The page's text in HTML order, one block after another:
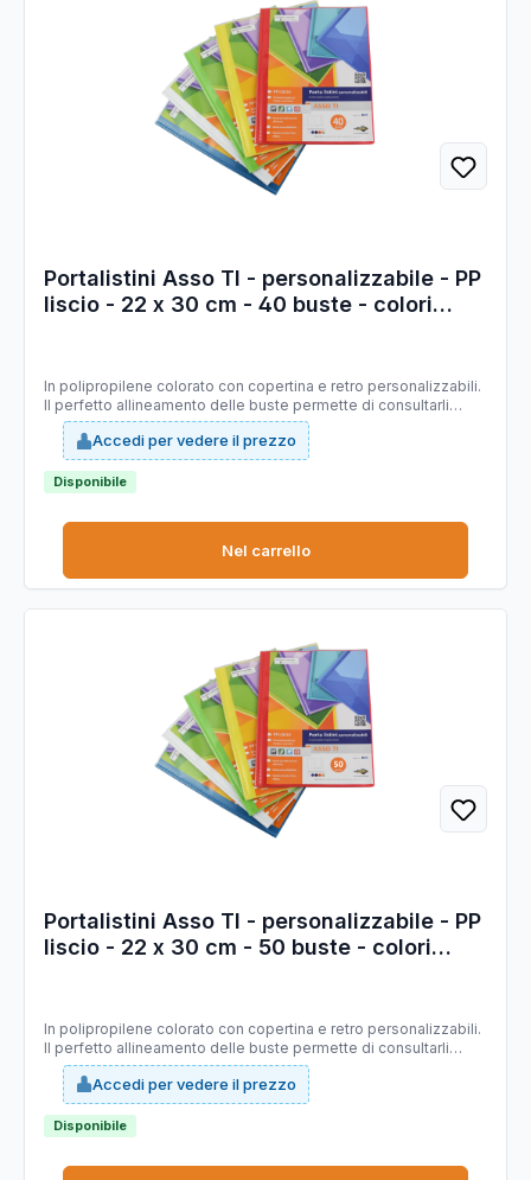
Portalistini Asso TI - personalizzabile - PP
liscio - 22 x 30 cm - 40 buste - colori
In polipropilene colorato con copertina e retro personalizzabili.
Il perfetto allineamento delle buste permette di consultarli
agevolmente. Buste in PP liscio. Disponibili in 10 colori. Formato
22x30cmAccedi per vedere il prezzo
Disponibile
Nel carrello
Portalistini Asso TI - personalizzabile - PP
liscio - 22 x 30 cm - 50 buste - colori
In polipropilene colorato con copertina e retro personalizzabili.
Il perfetto allineamento delle buste permette di consultarli
agevolmente. Buste in PP liscio. Disponibili in 10 colori.
Formato:22x30cm
Accedi per vedere il prezzo
Disponibile